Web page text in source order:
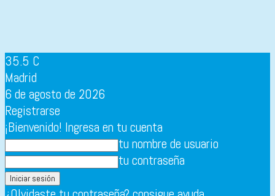
35.5 C
Madrid
6 de agosto de 2026
Registrarse
¡Bienvenido! Ingresa en tu cuenta
tu nombre de usuario
tu contraseña